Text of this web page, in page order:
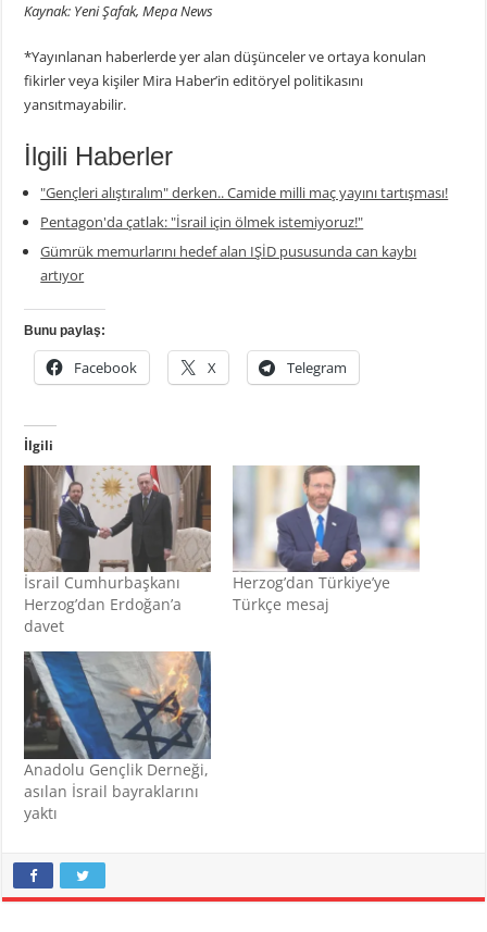
Kaynak: Yeni Şafak, Mepa News
*Yayınlanan haberlerde yer alan düşünceler ve ortaya konulan
fikirler veya kişiler Mira Haber’in editöryel politikasını
yansıtmayabilir.
İlgili Haberler
"Gençleri alıştıralım" derken.. Camide milli maç yayını tartışması!
Pentagon'da çatlak: "İsrail için ölmek istemiyoruz!"
Gümrük memurlarını hedef alan IŞİD pususunda can kaybı
artıyor
Bunu paylaş:
Facebook X Telegram
İlgili
İsrail Cumhurbaşkanı
Herzog’dan Erdoğan’a
davet
Herzog’dan Türkiye’ye
Türkçe mesaj
Anadolu Gençlik Derneği,
asılan İsrail bayraklarını
yaktı